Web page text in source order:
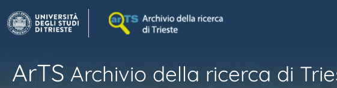
ArTS Archivio della ricerca di